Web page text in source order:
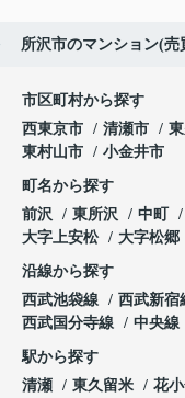
所沢市のマンション(売
市区町村から探す
西東京市
清瀬市
東村山市
小金井市
町名から探す
前沢
東所沢 中町
大字上安松
大字松郷
沿線から探す
西武池袋線
西武新宿
西武国分寺線
中央線
駅から探す
清瀬
東久留米 花